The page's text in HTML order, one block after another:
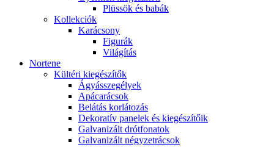
Plüssök és babák
Kollekciók
Karácsony
Figurák
Világítás
Nortene
Kültéri kiegészítők
Ágyásszegélyek
Apácarácsok
Belátás korlátozás
Dekoratív panelek és kiegészítőik
Galvanizált drótfonatok
Galvanizált négyzetrácsok